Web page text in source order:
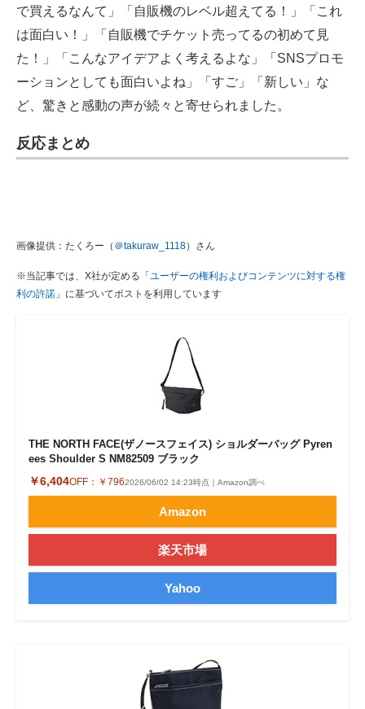
で買えるなんて」「自販機のレベル超えてる！」「これ
は面白い！」「自販機でチケット売ってるの初めて見
た！」「こんなアイデアよく考えるよな」「SNSプロモ
ーションとしても面白いよね」「すご」「新しい」な
ど、驚きと感動の声が続々と寄せられました。
反応まとめ
画像提供：たくろー（ ＠takuraw_1118）さん
※当記事では、X社が定める「 ユーザーの権利およびコンテンツに対する権
利の許諾 」に基づいてポストを利用しています
THE NORTH FACE(ザノースフェイス) ショルダーバッグ Pyren
ees Shoulder S NM82509 ブラック
￥6,404OFF： ￥7962026/06/02 14:23時点｜Amazon調べ
Amazon
楽天市場
Yahoo